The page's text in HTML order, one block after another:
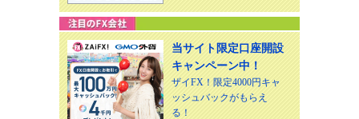
当サイト限定口座開設
キャンペーン中！
ザイFX！限定4000円キャ
ッシュバックがもらえ
る！